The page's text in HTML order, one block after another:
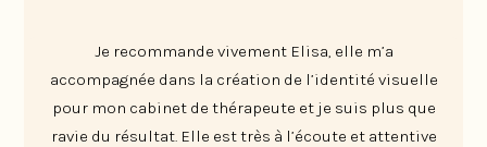
Je recommande vivement Elisa, elle m’a
accompagnée dans la création de l’identité visuelle
pour mon cabinet de thérapeute et je suis plus que
ravie du résultat. Elle est très à l’écoute et attentive